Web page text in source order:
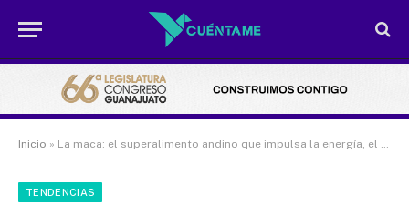
Inicio » La maca: el superalimento andino que impulsa la energía, el equilibrio hormonal y la salud integral
TENDENCIAS